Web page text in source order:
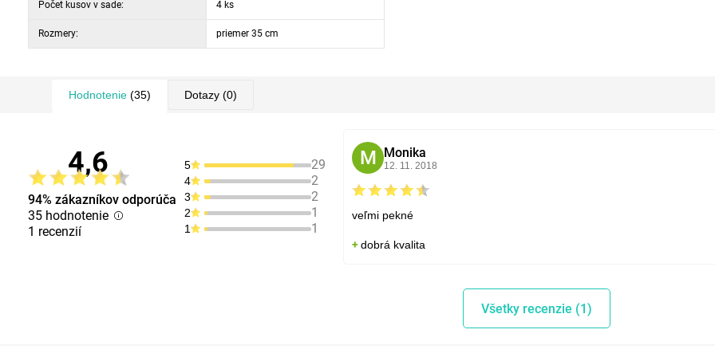
Počet kusov v sade: 4 ks
Rozmery: priemer 35 cm
Hodnotenie (35) Dotazy (0)
4,6
94% zákazníkov odporúča
35 hodnotenie
1 recenzií
5 29
4 2
3 2
2 1
1 1
M Monika
12. 11. 2018
veľmi pekné
dobrá kvalita
Všetky recenzie (1)